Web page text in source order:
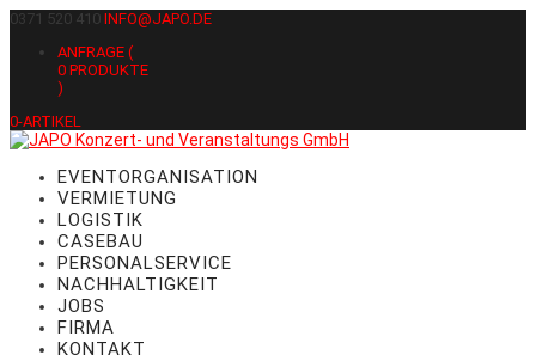
0371 520 410 INFO@JAPO.DE
ANFRAGE (
0 PRODUKTE
)
0-ARTIKEL
EVENTORGANISATION
VERMIETUNG
LOGISTIK
CASEBAU
PERSONALSERVICE
NACHHALTIGKEIT
JOBS
FIRMA
KONTAKT